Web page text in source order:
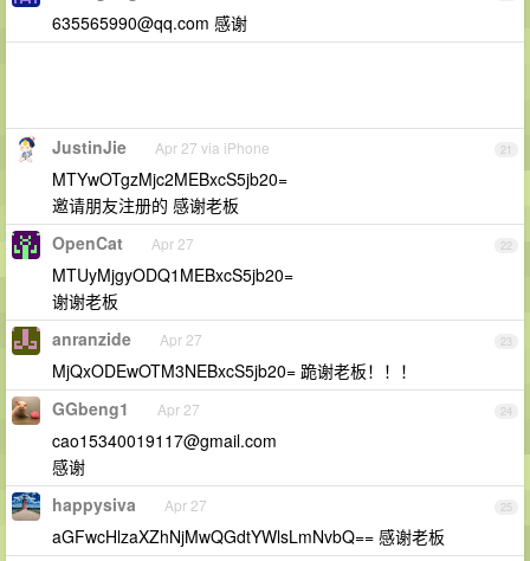
635565990@qq.com 感谢
21
JustinJie Apr 27 via iPhone
MTYwOTgzMjc2MEBxcS5jb20=
邀请朋友注册的 感谢老板
22
OpenCat Apr 27
MTUyMjgyODQ1MEBxcS5jb20=
谢谢老板
23
anranzide Apr 27
MjQxODEwOTM3NEBxcS5jb20= 跪谢老板！！！
24
GGbeng1 Apr 27
cao15340019117@gmail.com
感谢
25
happysiva Apr 27
aGFwcHlzaXZhNjMwQGdtYWlsLmNvbQ== 感谢老板